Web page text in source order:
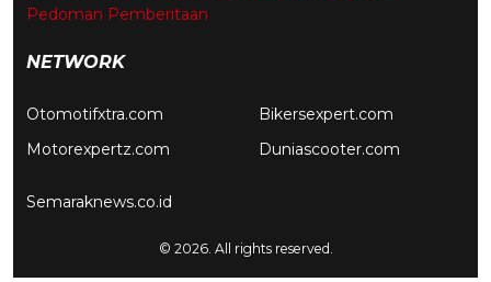
Pedoman Pemberitaan
NETWORK
Otomotifxtra.com
Motorexpertz.com
Bikersexpert.com
Duniascooter.com
Semaraknews.co.id
© 2026. All rights reserved.